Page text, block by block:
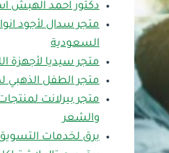
دكتور احمد
متجر سدال لأجود
السعودية
متجر سيديا لأجهزة
متجر الطفل الذهبي
متجر بيرلانت
والشعر
برق لخدمات التسويق